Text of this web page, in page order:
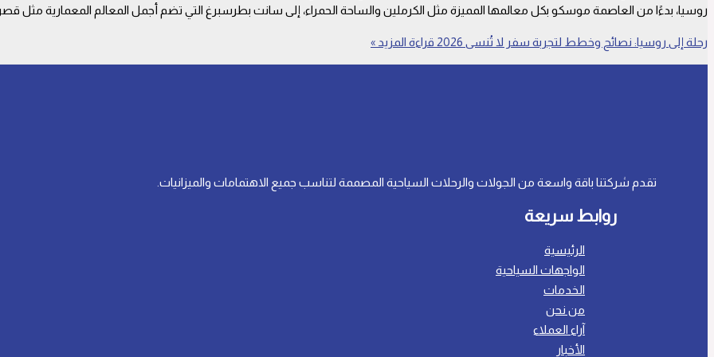
روسيا، بدءًا من العاصمة موسكو بكل معالمها المميزة مثل الكرملين والساحة الحمراء، إلى سانت بطرسبرغ التي تضم أجمل المعالم المعمارية مثل
رحلة إلى روسيا: نصائح وخطط لتجربة سفر لا تُنسى 2026 قراءة المزيد »
تقدم شركتنا باقة واسعة من الجولات والرحلات السياحية المصممة لتناسب جميع الاهتمامات والميزانيات.
روابط سريعة
الرئيسية
الواجهات السياحية
الخدمات
من نحن
آراء العملاء
الأخبار